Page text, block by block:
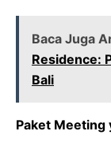
Baca Juga
Residence:
Bali
Paket Meeting